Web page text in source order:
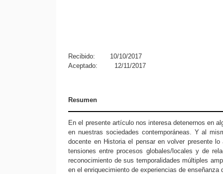
Recibido:
10/10/2017
Aceptado:
12/11/2017
Resumen
En el presente artículo nos interesa detenernos en
en nuestras sociedades contemporáneas. Y al
docente en Historia el pensar en volver presente
tensiones entre procesos globales/locales y de
reconocimiento de sus temporalidades múltiples
en el enriquecimiento de experiencias de